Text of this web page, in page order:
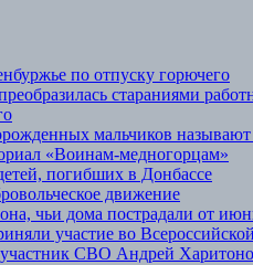
по отпуску горючего
стараниями
мальчиков
«Воинам-медногорцам»
погибших в Донбассе
движение
чьи дома пострадали от
участие во
СВО Андрей